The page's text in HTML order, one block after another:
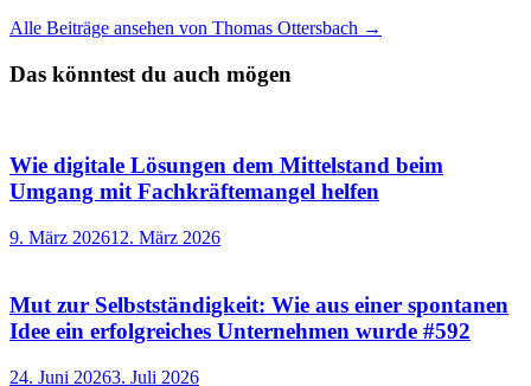
Alle Beiträge ansehen von Thomas Ottersbach →
Das könntest du auch mögen
Wie digitale Lösungen dem Mittelstand beim
Umgang mit Fachkräftemangel helfen
9. März 202612. März 2026
Mut zur Selbstständigkeit: Wie aus einer spontanen
Idee ein erfolgreiches Unternehmen wurde #592
24. Juni 20263. Juli 2026